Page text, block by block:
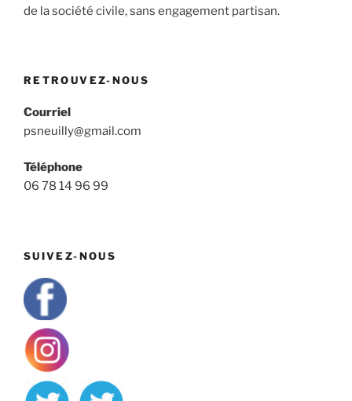
de la société civile, sans engagement partisan.
RETROUVEZ-NOUS
Courriel
psneuilly@gmail.com
Téléphone
06 78 14 96 99
SUIVEZ-NOUS